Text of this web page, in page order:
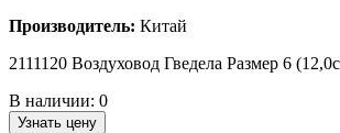
Производитель: Китай
2111120 Воздуховод Гведела Размер 6
В наличии: 0
Узнать цену